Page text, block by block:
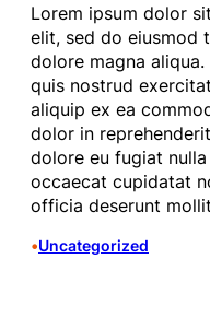
Lorem ipsum dolor
elit, sed do eiusmod
dolore magna
quis nostrud
aliquip ex ea
dolor in
dolore eu fugiat
occaecat cupidatat
officia deserunt
•Uncategorized